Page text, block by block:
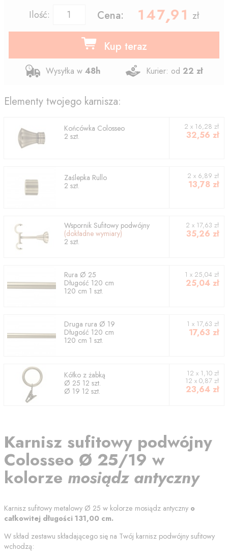
Ilość: Cena: , zł
Kup teraz
Wysyłka w 48h Kurier: od 22 zł
Elementy twojego karnisza:
Końcówka Colosseo
2 szt.
2 x 16,28 zł
32,56 zł
Zaślepka Rullo
2 szt.
2 x 6,89 zł
13,78 zł
Wspornik Sufitowy podwójny
(dokładne wymiary)
2 szt.
2 x 17,63 zł
35,26 zł
Rura Ø 25
Długość 120 cm
120 cm 1 szt.
1 x 25,04 zł
25,04 zł
Druga rura Ø 19
Długość 120 cm
120 cm 1 szt.
1 x 17,63 zł
17,63 zł
Kółko z żabką
Ø 25 12 szt.
Ø 19 12 szt.
12 x 1,10 zł
12 x 0,87 zł
23,64 zł
Karnisz sufitowy podwójny
Colosseo Ø 25/19 w
kolorze mosiądz antyczny
Karnisz sufitowy metalowy Ø 25 w kolorze mosiądz antyczny o
całkowitej długości 131,00 cm.
W skład zestawu składającego się na Twój karnisz podwójny sufitowy
wchodzą: